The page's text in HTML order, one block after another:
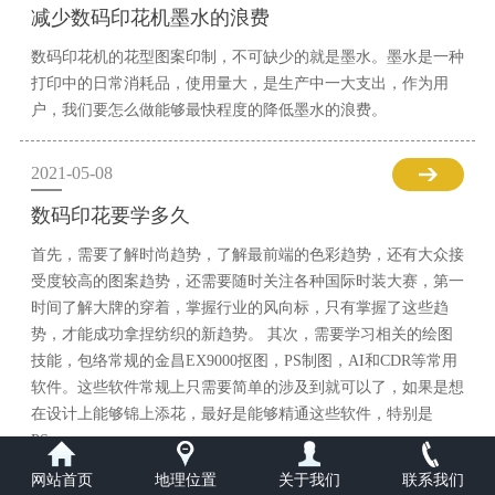
减少数码印花机墨水的浪费
数码印花机的花型图案印制，不可缺少的就是墨水。墨水是一种
打印中的日常消耗品，使用量大，是生产中一大支出，作为用
户，我们要怎么做能够最快程度的降低墨水的浪费。
2021-05-08
数码印花要学多久
首先，需要了解时尚趋势，了解最前端的色彩趋势，还有大众接
受度较高的图案趋势，还需要随时关注各种国际时装大赛，第一
时间了解大牌的穿着，掌握行业的风向标，只有掌握了这些趋
势，才能成功拿捏纺织的新趋势。 其次，需要学习相关的绘图
技能，包络常规的金昌EX9000抠图，PS制图，AI和CDR等常用
软件。这些软件常规上只需要简单的涉及到就可以了，如果是想
在设计上能够锦上添花，最好是能够精通这些软件，特别是
PS。
网站首页 地理位置 关于我们 联系我们